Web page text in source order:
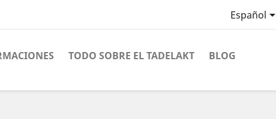
Español
TODO SOBRE EL TADELAKT BLOG